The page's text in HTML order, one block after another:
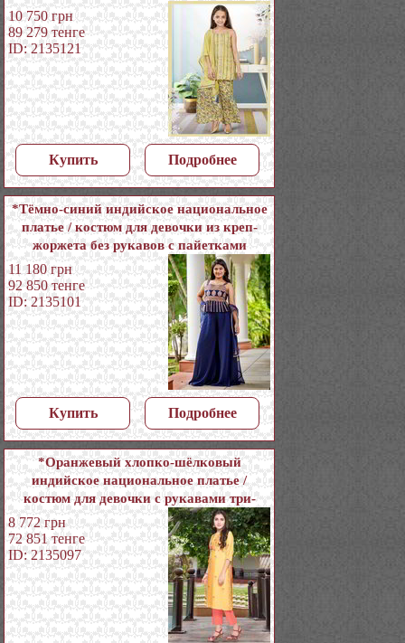
украшенный вышивкой с аппликацией
10 750 грн
89 279 тенге
ID: 2135121
Купить Подробнее
*Тёмно-синий индийское национальное
платье / костюм для девочки из креп-
жоржета без рукавов с пайетками
11 180 грн
92 850 тенге
ID: 2135101
Купить Подробнее
*Оранжевый хлопко-шёлковый
индийское национальное платье /
костюм для девочки с рукавами три-
четверти с пайетками
8 772 грн
72 851 тенге
ID: 2135097